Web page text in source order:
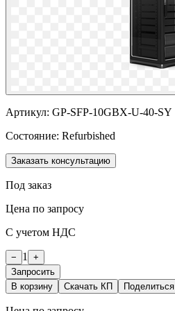
Артикул: GP-SFP-10GBX-U-40-SY
Состояние: Refurbished
Заказать консультацию
Под заказ
Цена по запросу
С учетом НДС
− 1
+
Запросить
В корзину
Скачать КП Поделиться